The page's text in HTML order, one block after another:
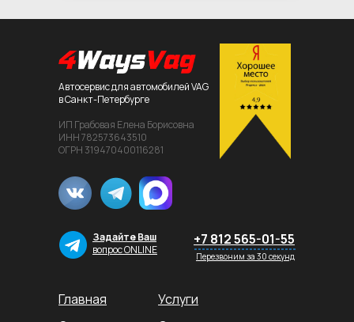
ИП Грабовая Елена Борисовна
ИНН 782573643510
ОГРН 319470400116281
Перезвоним за 30 секунд
+7 812 565-01-55
Задайте Ваш
вопрос ONLINE
Автосервис для автомобилей VAG
в Санкт-Петербурге
Главная
Услуги